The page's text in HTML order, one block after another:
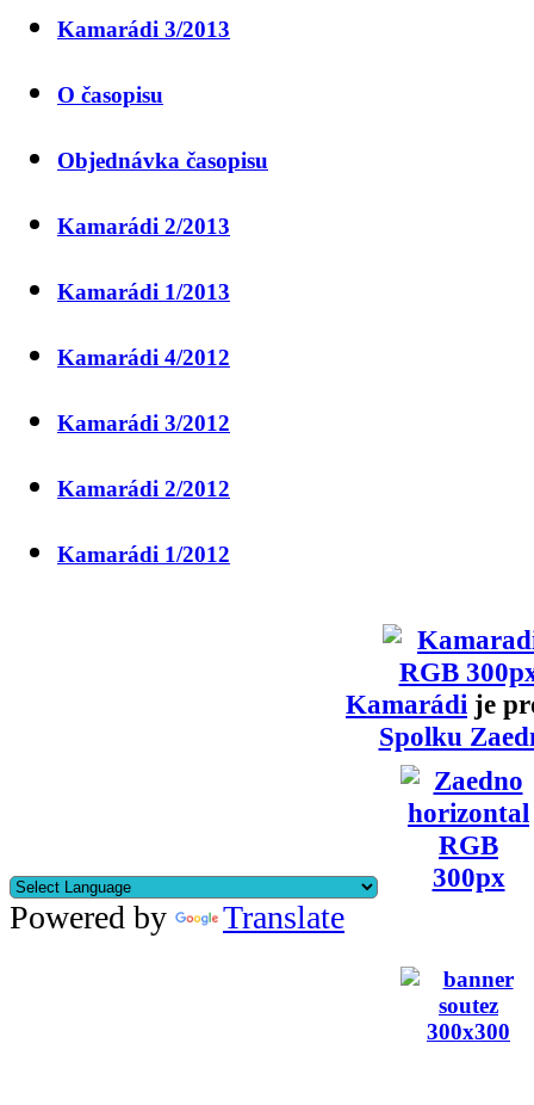
Kamarádi 3/2013
O časopisu
Objednávka časopisu
Kamarádi 2/2013
Kamarádi 1/2013
Kamarádi 4/2012
Kamarádi 3/2012
Kamarádi 2/2012
Kamarádi 1/2012
Kamarádi je
Spolku
Powered by Translate